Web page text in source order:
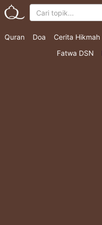
Quran Doa Cerita Hikmah
Fatwa DSN